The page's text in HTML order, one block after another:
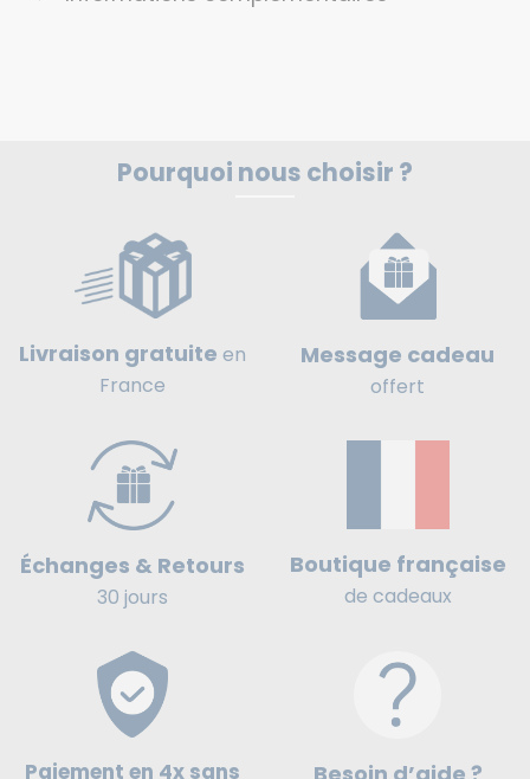
Pourquoi nous choisir ?
Livraison gratuite en
France
Message cadeau
offert
Échanges & Retours
30 jours
Boutique française
de cadeaux
Paiement en 4x sans